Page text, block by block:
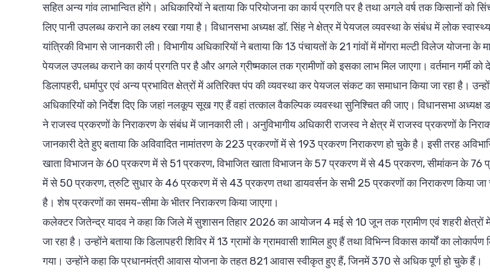
सहित अन्य गांव लाभान्वित होंगे। अधिकारियों ने बताया कि परियोजना का कार्य प्रगति पर है तथा अगले वर्ष तक किसानों को
लिए पानी उपलब्ध कराने का लक्ष्य रखा गया है। विधानसभा अध्यक्ष डॉ. सिंह ने क्षेत्र में पेयजल व्यवस्था के संबंध में लोक स्वास्थ्य
यांत्रिकी विभाग से जानकारी ली। विभागीय अधिकारियों ने बताया कि 13 पंचायतों के 21 गांवों में मोंगरा मल्टी विलेज योजना के
पेयजल उपलब्ध कराने का कार्य प्रगति पर है और अगले ग्रीष्मकाल तक ग्रामीणों को इसका लाभ मिल जाएगा। वर्तमान गर्मी को
डिलापहरी, धर्मापुर एवं अन्य प्रभावित क्षेत्रों में अतिरिक्त पंप की व्यवस्था कर पेयजल संकट का समाधान किया जा रहा है।
अधिकारियों को निर्देश दिए कि जहां नलकूप सूख गए हैं वहां तत्काल वैकल्पिक व्यवस्था सुनिश्चित की जाए। विधानसभा अध्यक्ष
ने राजस्व प्रकरणों के निराकरण के संबंध में जानकारी ली। अनुविभागीय अधिकारी राजस्व ने क्षेत्र में राजस्व प्रकरणों के
जानकारी देते हुए बताया कि अविवादित नामांतरण के 223 प्रकरणों में से 193 प्रकरण निराकरण हो चुके है। इसी तरह
खाता विभाजन के 60 प्रकरण में से 51 प्रकरण, विभाजित खाता विभाजन के 57 प्रकरण में से 45 प्रकरण, सीमांकन के 76
में से 50 प्रकरण, त्रुटि सुधार के 46 प्रकरण में से 43 प्रकरण तथा डायवर्सन के सभी 25 प्रकरणों का निराकरण किया जा
है। शेष प्रकरणों का समय-सीमा के भीतर निराकरण किया जाएगा।
कलेक्टर जितेन्द्र यादव ने कहा कि जिले में सुशासन तिहार 2026 का आयोजन 4 मई से 10 जून तक ग्रामीण एवं शहरी क्षेत्रों
जा रहा है। उन्होंने बताया कि डिलापहरी शिविर में 13 ग्रामों के ग्रामवासी शामिल हुए हैं तथा विभिन्न विकास कार्यों का लोकार्पण
गया। उन्होंने कहा कि प्रधानमंत्री आवास योजना के तहत 821 आवास स्वीकृत हुए हैं, जिनमें 370 से अधिक पूर्ण हो चुके हैं।